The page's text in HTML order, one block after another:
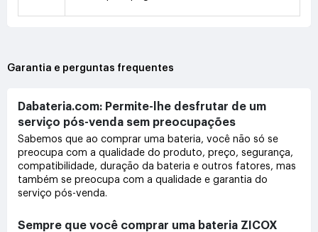
Garantia e perguntas frequentes
Dabateria.com: Permite-lhe desfrutar de um
serviço pós-venda sem preocupações
Sabemos que ao comprar uma bateria, você não só se
preocupa com a qualidade do produto, preço, segurança,
compatibilidade, duração da bateria e outros fatores, mas
também se preocupa com a qualidade e garantia do
serviço pós-venda.
Sempre que você comprar uma bateria ZICOX